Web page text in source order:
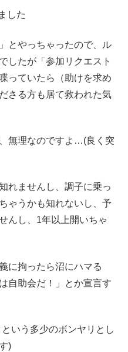
した
とやっちゃったので、ル
したが「参加リクエスト
っていたら（助けを求め
さる方も居て救われた気
無理なのですよ…(良く突
れませんし、調子に乗っ
ゃうかも知れないし、予
んし、1年以上開いちゃ
に拘ったら沼にハマる
自助会だ！」とか宣言す
いう多少のボンヤリとし
)